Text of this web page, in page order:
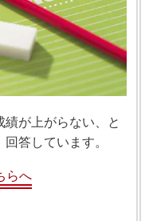
が上がらない、と
答しています。
らへ